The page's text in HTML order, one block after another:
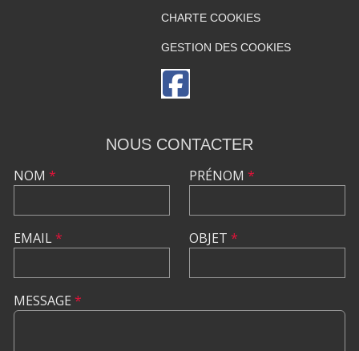
CHARTE COOKIES
GESTION DES COOKIES
NOUS CONTACTER
NOM *
EMAIL*
PRÉNOM *
OBJET *
MESSAGE *